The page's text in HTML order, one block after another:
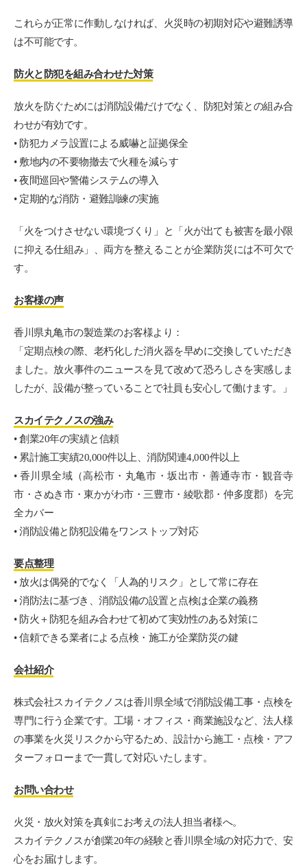
これらが正常に作動しなければ、火災時の初期対応や避難誘導
は不可能です。
防火と防犯を組み合わせた対策
放火を防ぐためには消防設備だけでなく、防犯対策との組み合
わせが有効です。
• 防犯カメラ設置による威嚇と証拠保全
• 敷地内の不要物撤去で火種を減らす
• 夜間巡回や警備システムの導入
• 定期的な消防・避難訓練の実施
「火をつけさせない環境づくり」と「火が出ても被害を最小限
に抑える仕組み」、両方を整えることが企業防災には不可欠で
す。
お客様の声
香川県丸亀市の製造業のお客様より：
「定期点検の際、老朽化した消火器を早めに交換していただき
ました。放火事件のニュースを見て改めて恐ろしさを実感しま
したが、設備が整っていることで社員も安心して働けます。」
スカイテクノスの強み
• 創業20年の実績と信頼
• 累計施工実績20,000件以上、消防関連4,000件以上
• 香川県全域（高松市・丸亀市・坂出市・善通寺市・観音寺
市・さぬき市・東かがわ市・三豊市・綾歌郡・仲多度郡）を完
全カバー
• 消防設備と防犯設備をワンストップ対応
要点整理
• 放火は偶発的でなく「人為的リスク」として常に存在
• 消防法に基づき、消防設備の設置と点検は企業の義務
• 防火＋防犯を組み合わせて初めて実効性のある対策に
• 信頼できる業者による点検・施工が企業防災の鍵
会社紹介
株式会社スカイテクノスは香川県全域で消防設備工事・点検を
専門に行う企業です。工場・オフィス・商業施設など、法人様
の事業を火災リスクから守るため、設計から施工・点検・アフ
ターフォローまで一貫して対応いたします。
お問い合わせ
火災・放火対策を真剣にお考えの法人担当者様へ。
スカイテクノスが創業20年の経験と香川県全域の対応力で、安
心をお届けします。